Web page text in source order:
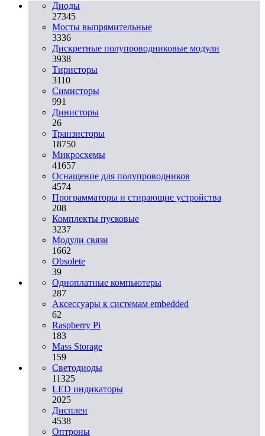
Диоды
27345
Мосты выпрямительные
3336
Дискретные полупроводниковые модули
3938
Тиристоры
3110
Симисторы
991
Динисторы
26
Транзисторы
18750
Микросхемы
41657
Оснащение для полупроводников
4574
Программаторы и стирающие устройства
208
Комплекты пусковые
3237
Модули связи
1662
Obsolete
39
Одноплатные компьютеры
287
Аксессуары к системам embedded
62
Raspberry Pi
183
Mass Storage
159
Светодиоды
11325
LED индикаторы
2025
Дисплеи
4538
Оптроны